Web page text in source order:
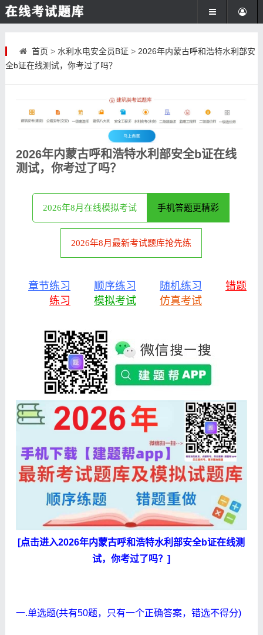
首页 > 水利水电安全员B证> 2026年内蒙古呼和浩特水利部安
全b证在线测试，你考过了吗？
2026年内蒙古呼和浩特水利部安全b证在线
测试，你考过了吗？
2026年8月在线模拟考试 手机答题更精彩
2026年8月最新考试题库抢先练
章节练习 顺序练习 随机练习
错题
练习
模拟考试 仿真考试
[点击进入2026年内蒙古呼和浩特水利部安全b证在线测
试，你考过了吗？]
一.单选题(共有50题，只有一个正确答案，错选不得分)